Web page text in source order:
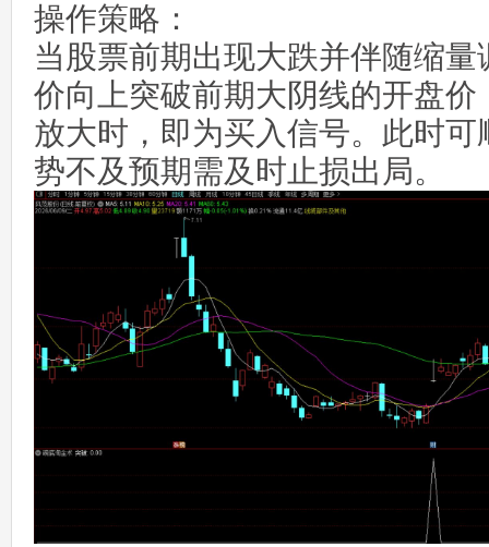
操作策略：
当股票前期出现大跌并伴随缩
价向上突破前期大阴线的开盘
放大时，即为买入信号。此时
势不及预期需及时止损出局。